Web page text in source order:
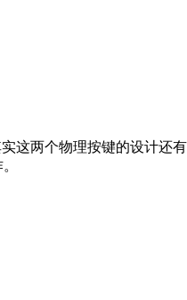
两个物理按键的设计还